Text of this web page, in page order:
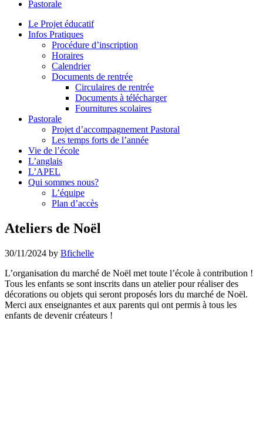
le
Pastorale
Le Projet éducatif
Infos Pratiques
Procédure d’inscription
Horaires
Calendrier
Documents de rentrée
Circulaires de rentrée
Documents à télécharger
Fournitures scolaires
Pastorale
Projet d’accompagnement Pastoral
Les temps forts de l’année
Vie de l’école
L’anglais
L’APEL
Qui sommes nous?
L’équipe
Plan d’accès
Ateliers de Noël
30/11/2024 by Bfichelle
L’organisation du marché de Noël met toute l’école à contribution !
Tous les enfants se sont inscrits dans un atelier pour réaliser des
décorations ou objets qui seront proposés lors du marché de Noël.
Merci aux enseignantes et aux parents qui ont permis à tous les
enfants de devenir créateurs !